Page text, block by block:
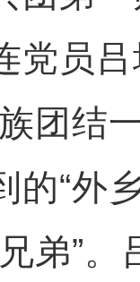
党员
团结
的“外
弟”